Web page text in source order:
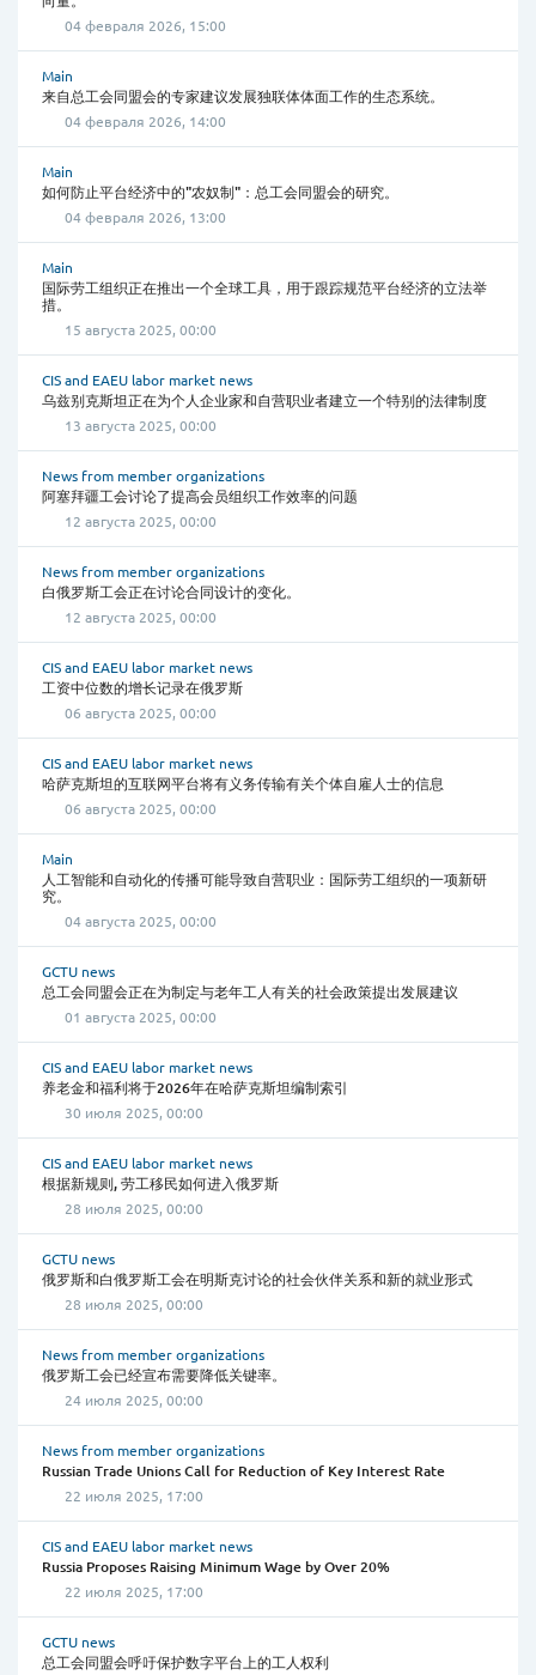
04 февраля 2026, 15:00
Main
来自总工会同盟会的专家建议发展独联体体面工作的生态系统。
04 февраля 2026, 14:00
Main
如何防止平台经济中的"农奴制"：总工会同盟会的研究。
04 февраля 2026, 13:00
Main
国际劳工组织正在推出一个全球工具，用于跟踪规范平台经济的立法举
措。
15 августа 2025, 00:00
CIS and EAEU labor market news
乌兹别克斯坦正在为个人企业家和自营职业者建立一个特别的法律制度
13 августа 2025, 00:00
News from member organizations
阿塞拜疆工会讨论了提高会员组织工作效率的问题
12 августа 2025, 00:00
News from member organizations
白俄罗斯工会正在讨论合同设计的变化。
12 августа 2025, 00:00
CIS and EAEU labor market news
工资中位数的增长记录在俄罗斯
06 августа 2025, 00:00
CIS and EAEU labor market news
哈萨克斯坦的互联网平台将有义务传输有关个体自雇人士的信息
06 августа 2025, 00:00
Main
人工智能和自动化的传播可能导致自营职业：国际劳工组织的一项新研
究。
04 августа 2025, 00:00
GCTU news
总工会同盟会正在为制定与老年工人有关的社会政策提出发展建议
01 августа 2025, 00:00
CIS and EAEU labor market news
养老金和福利将于2026年在哈萨克斯坦编制索引
30 июля 2025, 00:00
CIS and EAEU labor market news
根据新规则, 劳工移民如何进入俄罗斯
28 июля 2025, 00:00
GCTU news
俄罗斯和白俄罗斯工会在明斯克讨论的社会伙伴关系和新的就业形式
28 июля 2025, 00:00
News from member organizations
俄罗斯工会已经宣布需要降低关键率。
24 июля 2025, 00:00
News from member organizations
Russian Trade Unions Call for Reduction of Key Interest Rate
22 июля 2025, 17:00
CIS and EAEU labor market news
Russia Proposes Raising Minimum Wage by Over 20%
22 июля 2025, 17:00
GCTU news
总工会同盟会呼吁保护数字平台上的工人权利